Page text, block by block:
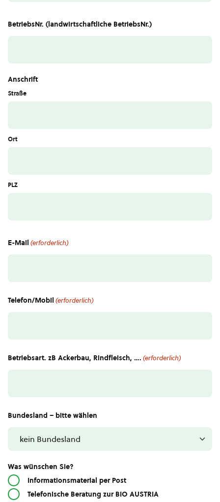
BetriebsNr. (landwirtschaftliche BetriebsNr.)
Anschrift
Straße
Ort
PLZ
E-Mail (erforderlich)
Telefon/Mobil (erforderlich)
Betriebsart. zB Ackerbau, Rindfleisch, …. (erforderlich)
Bundesland – bitte wählen
Was wünschen Sie?
Informationsmaterial per Post
Telefonische Beratung zur BIO AUSTRIA